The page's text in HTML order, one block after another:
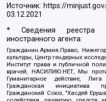
Источник: https://
03.12.2021
* Сведения реестра
иностранного агента:
Гражданин.Армия.Право,
культуры, Центр гендерных
Институт права и публичной
врачей, НАСИЛИЮ.НЕТ, Мы
Гуманитарное действие,
Гражданская инициатива
Гражданский Союз, "Хасдей